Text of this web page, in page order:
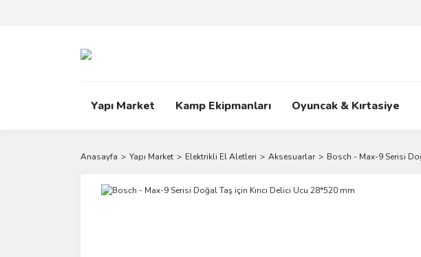
Yapı Market Kamp Ekipmanları Oyuncak & Kırtasiye
Anasayfa Yapı Market Elektrikli El Aletleri Aksesuarlar Bosch - Max-9 Serisi